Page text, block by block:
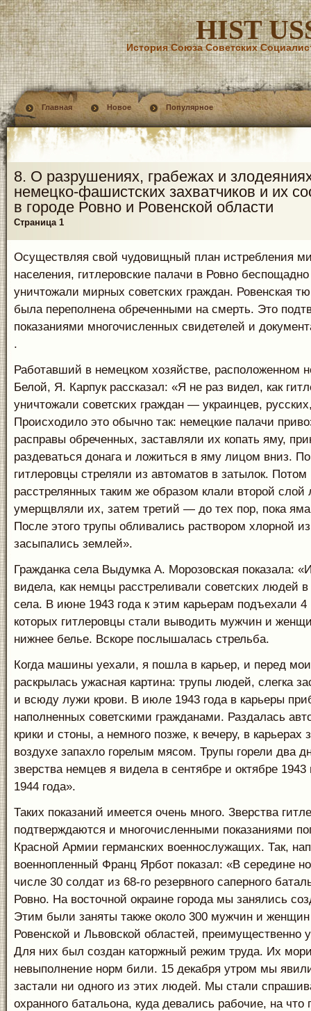
HIST
История Союза Советских
Главная Новое Популярное
8. О разрушениях, грабежах и
немецко-фашистских захватчиков и их
в городе Ровно и Ровенской области
Страница 1
Осуществляя свой чудовищный план истребления
населения, гитлеровские палачи в Ровно
уничтожали мирных советских граждан. Ровенская
была переполнена обреченными на смерть. Это
показаниями многочисленных свидетелей и
.
Работавший в немецком хозяйстве, расположенном
Белой, Я. Карпук рассказал: «Я не раз видел, как
уничтожали советских граждан — украинцев,
Происходило это обычно так: немецкие палачи
расправы обреченных, заставляли их копать яму,
раздеваться донага и ложиться в яму лицом вниз.
гитлеровцы стреляли из автоматов в затылок. Потом
расстрелянных таким же образом клали второй
умерщвляли их, затем третий — до тех пор, пока
После этого трупы обливались раствором хлорной
засыпались землей».
Гражданка села Выдумка А. Морозовская показала:
видела, как немцы расстреливали советских людей
села. В июне 1943 года к этим карьерам подъехали
которых гитлеровцы стали выводить мужчин и
нижнее белье. Вскоре послышалась стрельба.
Когда машины уехали, я пошла в карьер, и перед
раскрылась ужасная картина: трупы людей, слегка
и всюду лужи крови. В июле 1943 года в карьеры
наполненных советскими гражданами. Раздалась
крики и стоны, а немного позже, к вечеру, в карьерах
воздухе запахло горелым мясом. Трупы горели два
зверства немцев я видела в сентябре и октябре 1943
1944 года».
Таких показаний имеется очень много. Зверства
подтверждаются и многочисленными показаниями
Красной Армии германских военнослужащих. Так,
военнопленный Франц Ярбот показал: «В середине
числе 30 солдат из 68-го резервного саперного
Ровно. На восточной окраине города мы занялись
Этим были заняты также около 300 мужчин и
Ровенской и Львовской областей, преимущественно
Для них был создан каторжный режим труда. Их
невыполнение норм били. 15 декабря утром мы
застали ни одного из этих людей. Мы стали
охранного батальона, куда девались рабочие, на что